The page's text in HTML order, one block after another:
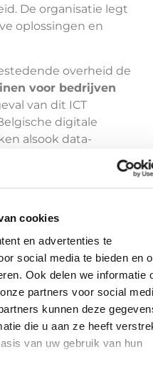
cookies
en advertenties te
social media te bieden en
Ook delen we informatie
partners voor social
kunnen deze
die u aan ze heeft
van uw gebruik van hun
De organisatie legt
oplossingen en
overheid de
voor bedrijven
van dit ICT
digitale
alsook data-
om ons steentje aan